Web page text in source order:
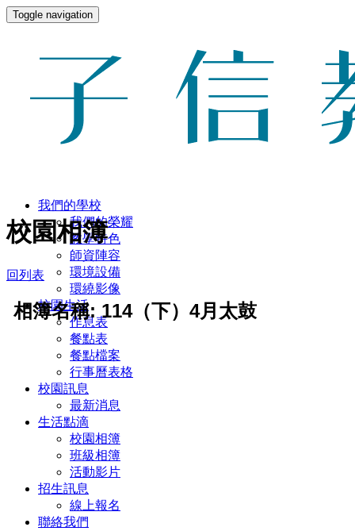
Toggle navigation
我們的學校
我們的榮耀
教學特色
師資陣容
環境設備
環繞影像
校園生活
作息表
餐點表
餐點檔案
行事曆表格
校園訊息
最新消息
生活點滴
校園相簿
班級相簿
活動影片
招生訊息
線上報名
聯絡我們
校園相簿
回列表
相簿名稱: 114（下）4月太鼓